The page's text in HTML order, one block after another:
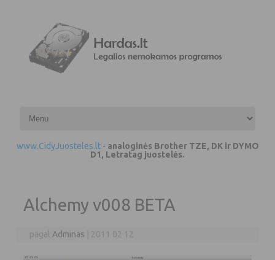
www.CidyJuosteles.lt- analoginės Brother TZE, DK ir DYMO
D1, Letratag juostelės.
Alchemy v008 BETA
pagal Adminas 2011 02 12